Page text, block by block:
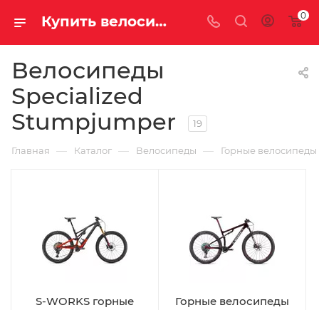
Купить велосипед Specialized Stumpjumper у официального дилера | Интернет-магазин ВелоСаратов 0
Велосипеды
Specialized
Stumpjumper
19
Главная — Каталог — Велосипеды — Горные велосипеды
S-WORKS горные
Горные велосипеды